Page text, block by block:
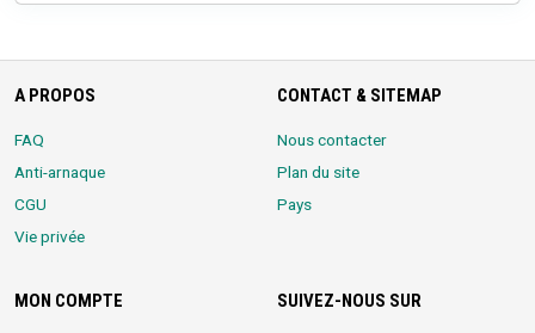
A PROPOS
FAQ
Anti-arnaque
CGU
Vie privée
CONTACT & SITEMAP
Nous contacter
Plan du site
Pays
MON COMPTE SUIVEZ-NOUS SUR